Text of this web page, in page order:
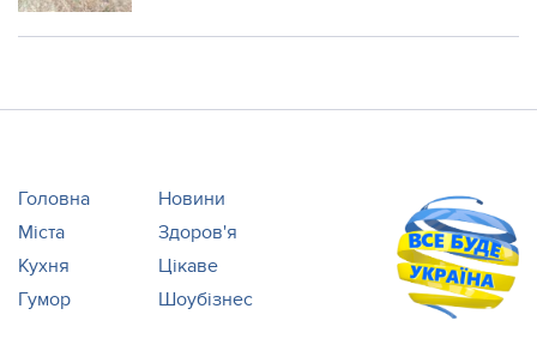
Головна
Новини
Міста
Здоров'я
Кухня
Цікаве
Гумор
Шоубізнес